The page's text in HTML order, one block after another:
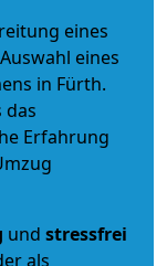
eines
eines
in Fürth.
das
Erfahrung
und stressfrei
als